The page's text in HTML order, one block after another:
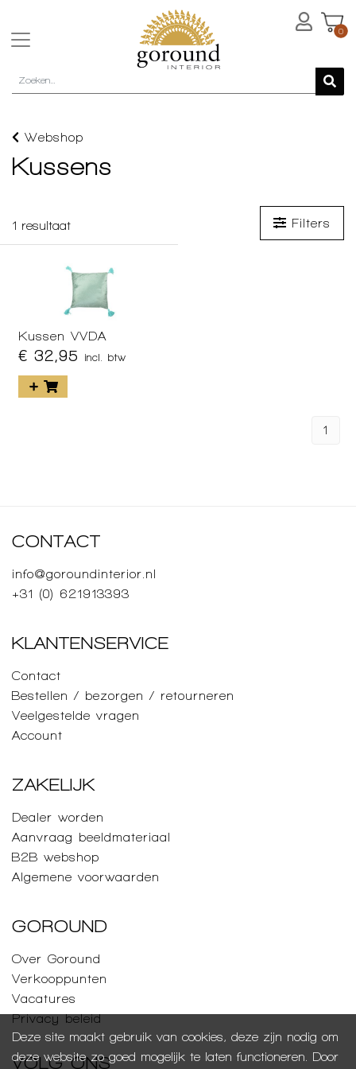
0
Webshop
Kussens
1 resultaat Filters
Kussen VVDA
€ 32,95 incl. btw
1
Deze site maakt gebruik van cookies, deze zijn nodig om
deze website zo goed mogelijk te laten functioneren. Door
CONTACT
info@goroundinterior.nl
+31 (0) 621913393
KLANTENSERVICE
Contact
Bestellen / bezorgen / retourneren
Veelgestelde vragen
Account
ZAKELIJK
Dealer worden
Aanvraag beeldmateriaal
B2B webshop
Algemene voorwaarden
GOROUND
Over Goround
Verkooppunten
Vacatures
Privacy beleid
VOLG ONS